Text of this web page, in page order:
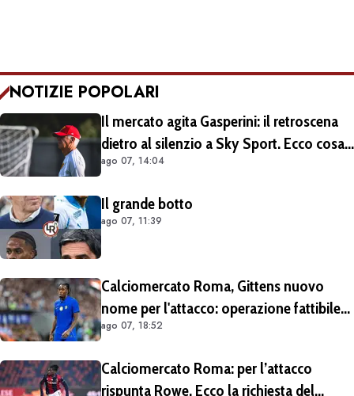
NOTIZIE POPOLARI
Il mercato agita Gasperini: il retroscena
dietro al silenzio a Sky Sport. Ecco cosa
è emerso dal meeting con la proprietà
ago 07, 14:04
Il grande botto
ago 07, 11:39
Calciomercato Roma, Gittens nuovo
nome per l'attacco: operazione fattibile
solo in prestito
ago 07, 18:52
Calciomercato Roma: per l’attacco
rispunta Rowe. Ecco la richiesta del